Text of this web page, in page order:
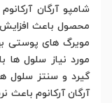
شامپو آرگان
محصول باعث
مویرگ های پوستی
مورد نیاز سلول ها
گیرد و سنتز سلول
آرگان آرکانوم